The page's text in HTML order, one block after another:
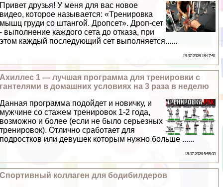
Привет друзья! У меня для вас новое
видео, которое называется: «Тренировка
мышц гpyди со штангой. Дропсет». Дроп-сет
- выполнение каждого сета до отказа, при
этом каждый последующий сет выполняется......
19 07 2026 16:17:51
Ахиллес 1 — лучшая программа для тренировки с
гантелями в домашних условиях на 3 раза в неделю
Данная программа подойдет и новичку, и
мужчине со стажем тренировок 1-2 года,
возможно и более (если не было серьезных
тренировок). Отлично сработает для
подростков или дeвyшек которым нужно больше ......
18 07 2026 5:55:33
Спортивный коллаген для бодибилдеров